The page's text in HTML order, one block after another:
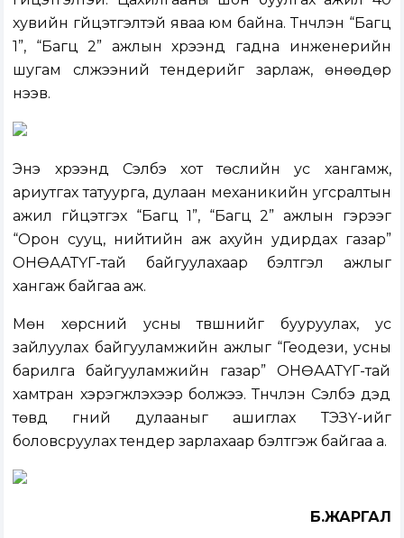
хувийн гүйцэтгэлтэй яваа юм байна. Түүнчлэн “Багц
1”, “Багц 2” ажлын хүрээнд гадна инженерийн
шугам сүлжээний тендерийг зарлаж, өнөөдөр
нээв.
Энэ хүрээнд Сэлбэ хот төслийн ус хангамж,
ариутгах татуурга, дулаан механикийн угсралтын
ажил гүйцэтгэх “Багц 1”, “Багц 2” ажлын гэрээг
“Орон сууц, нийтийн аж ахуйн удирдах газар”
ОНӨААТҮГ-тай байгуулахаар бэлтгэл ажлыг
хангаж байгаа аж.
Мөн хөрсний усны түвшнийг бууруулах, ус
зайлуулах байгууламжийн ажлыг “Геодези, усны
барилга байгууламжийн газар” ОНӨААТҮГ-тай
хамтран хэрэгжүүлэхээр болжээ. Түүнчлэн Сэлбэ дэд
төвд гүний дулааныг ашиглах ТЭЗҮ-ийг
боловсруулах тендер зарлахаар бэлтгэж байгаа а.
Б.ЖАРГАЛ